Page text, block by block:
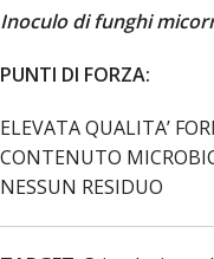
Inoculo di funghi
PUNTI DI FORZA:
ELEVATA QUALITA’
CONTENUTO
NESSUN RESIDUO